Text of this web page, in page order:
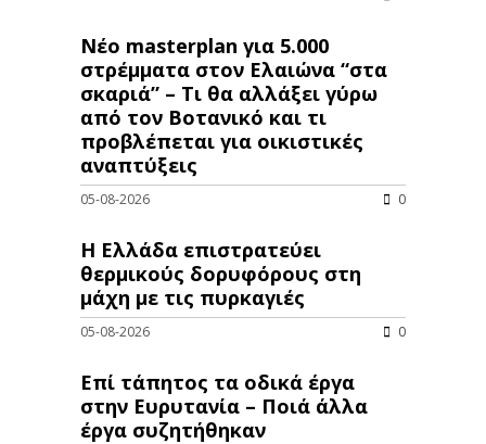
Νέο masterplan για 5.000
στρέμματα στον Ελαιώνα “στα
σκαριά” – Τι θα αλλάξει γύρω
από τον Βοτανικό και τι
προβλέπεται για οικιστικές
αναπτύξεις
05-08-2026 0
Η Ελλάδα επιστρατεύει
θερμικούς δορυφόρους στη
μάχη με τις πυρκαγιές
05-08-2026 0
Επί τάπητος τα οδικά έργα
στην Ευρυτανία – Ποιά άλλα
έργα συζητήθηκαν